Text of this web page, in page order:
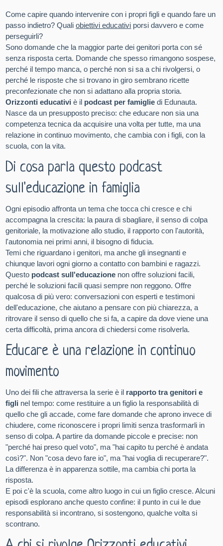
Come capire quando intervenire con i propri figli e quando fare un
passo indietro? Qualiobiettivi educativi porsi davvero e come
perseguirli?
Sono domande che la maggior parte dei genitori porta con sé
senza risposta certa. Domande che spesso rimangono sospese,
perché il tempo manca, o perché non si sa a chi rivolgersi, o
perché le risposte che si trovano in giro sembrano ricette
preconfezionate che non si adattano alla propria storia.
Orizzonti educativi è il podcast per famiglie di Edunauta.
Nasce da un presupposto preciso: che educare non sia una
competenza tecnica da acquisire una volta per tutte, ma una
relazione in continuo movimento, che cambia con i figli, con la
scuola, con la vita.
Di cosa parla questo podcast
sull'educazione in famiglia
Ogni episodio affronta un tema che tocca chi cresce e chi
accompagna la crescita: la paura di sbagliare, il senso di colpa
genitoriale, la motivazione allo studio, il rapporto con l'autorità,
l'autonomia nei primi anni, il bisogno di fiducia.
Temi che riguardano i genitori, ma anche gli insegnanti e
chiunque lavori ogni giorno a contatto con bambini e ragazzi.
Questo podcast sull'educazione non offre soluzioni facili,
perché le soluzioni facili quasi sempre non reggono. Offre
qualcosa di più vero: conversazioni con esperti e testimoni
dell'educazione, che aiutano a pensare con più chiarezza, a
ritrovare il senso di quello che si fa, a capire da dove viene una
certa difficoltà, prima ancora di chiedersi come risolverla.
Educare è una relazione in continuo
movimento
Uno dei fili che attraversa la serie è il rapporto tra genitori e
figli nel tempo: come restituire a un figlio la responsabilità di
quello che gli accade, come fare domande che aprono invece di
chiudere, come riconoscere i propri limiti senza trasformarli in
senso di colpa. A partire da domande piccole e precise: non
"perché hai preso quel voto", ma "hai capito tu perché è andata
così?". Non "cosa devo fare io", ma "hai voglia di recuperare?".
La differenza è in apparenza sottile, ma cambia chi porta la
risposta.
E poi c'è la scuola, come altro luogo in cui un figlio cresce. Alcuni
episodi esplorano anche questo confine: il punto in cui le due
responsabilità si incontrano, si sostengono, qualche volta si
scontrano.